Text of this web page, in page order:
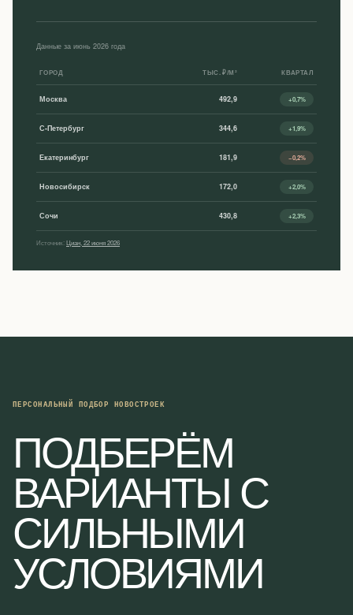
Данные за июнь 2026 года
ГОРОД ТЫС. ₽/М² КВАРТАЛ
Москва 492,9 +0,7%
С-Петербург 344,6 +1,9%
Екатеринбург 181,9 −0,2%
Новосибирск 172,0 +2,0%
Сочи 430,8 +2,3%
Источник:Циан, 22 июня 2026
ПЕРСОНАЛЬНЫЙ ПОДБОР НОВОСТРОЕК
ПОДБЕРЁМ
ВАРИАНТЫ С
СИЛЬНЫМИ
УСЛОВИЯМИ